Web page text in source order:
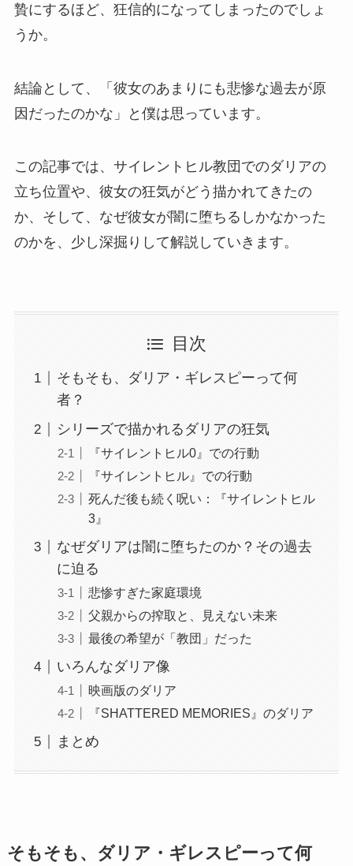
贄にするほど、狂信的になってしまったのでしょ
うか。
結論として、「彼女のあまりにも悲惨な過去が原
因だったのかな」と僕は思っています。
この記事では、サイレントヒル教団でのダリアの
立ち位置や、彼女の狂気がどう描かれてきたの
か、そして、なぜ彼女が闇に堕ちるしかなかった
のかを、少し深掘りして解説していきます。
目次
そもそも、ダリア・ギレスピーって何
者？
シリーズで描かれるダリアの狂気
『サイレントヒル0』での行動
『サイレントヒル』での行動
死んだ後も続く呪い：『サイレントヒル
3』
なぜダリアは闇に堕ちたのか？その過去
に迫る
悲惨すぎた家庭環境
父親からの搾取と、見えない未来
最後の希望が「教団」だった
いろんなダリア像
映画版のダリア
『SHATTERED MEMORIES』のダリア
まとめ
そもそも、ダリア・ギレスピーって何